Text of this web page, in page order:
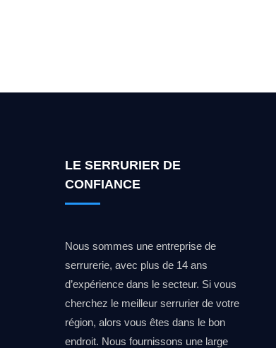
LE SERRURIER DE
CONFIANCE
Nous sommes une entreprise de
serrurerie, avec plus de 14 ans
d’expérience dans le secteur. Si vous
cherchez le meilleur serrurier de votre
région, alors vous êtes dans le bon
endroit. Nous fournissons une large